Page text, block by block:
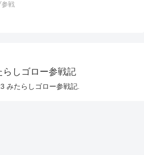
参戦
らしゴロー参戦記
みたらしゴロー参戦記.